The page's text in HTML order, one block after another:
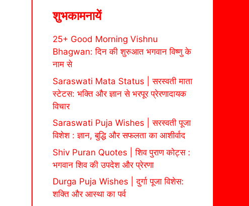
शुभकामनायें
25+ Good Morning Vishnu
Bhagwan: दिन की शुरुआत भगवान विष्णु के
नाम से
Saraswati Mata Status | सरस्वती माता
स्टेटस: भक्ति और ज्ञान से भरपूर प्रेरणादायक
विचार
Saraswati Puja Wishes | सरस्वती पूजा
विशेश : ज्ञान, बुद्धि और सफलता का आशीर्वाद
Shiv Puran Quotes | शिव पुराण कोट्स :
भगवान शिव की उपदेश और प्रेरणा
Durga Puja Wishes | दुर्गा पूजा विशेस:
शक्ति और आस्था का पर्व